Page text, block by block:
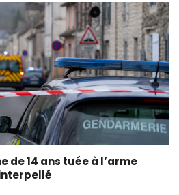
de 14 ans tuée à l’arme